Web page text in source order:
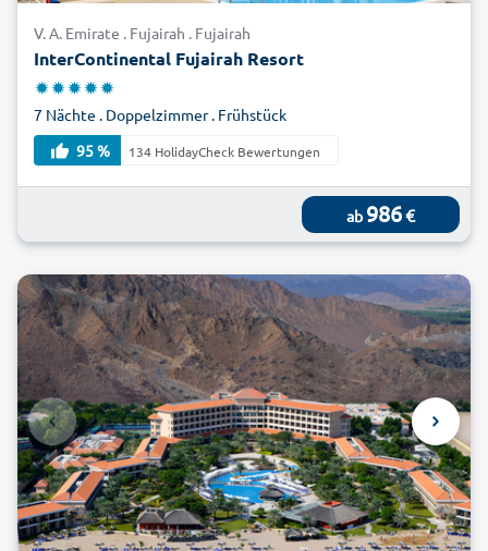
das Tauchen inmitten versunkener Schiffswracks. Die Vielfalt
der Arabischen Emirate wird Sie begeistern! Buchen Sie jetzt
Ihren Urlaub in Fujairah zum kleinen Preis mit alltours: alles.
aber günstig!
V. A. Emirate . Fujairah . Fujairah
InterContinental Fujairah Resort
7 Nächte . Doppelzimmer . Frühstück
95 %
134 HolidayCheck Bewertungen
ab 986€